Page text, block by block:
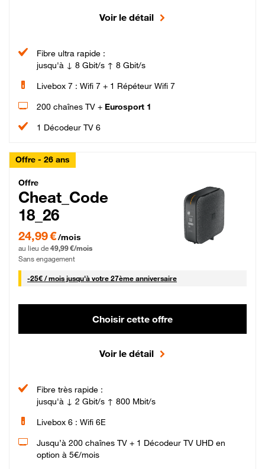
Voir le détail
Fibre ultra rapide :
jusqu'à ↓ 8 Gbit/s ↑ 8 Gbit/s
Livebox 7 : Wifi 7 + 1 Répéteur Wifi 7
200 chaînes TV + Eurosport 1
1 Décodeur TV 6
Offre - 26 ans
Cheat_Code Fibre_18_26
Offre
Cheat_Code
18_26
24,99 € par mois pendant 0 mois puis 49,99 € par mois, Sans engagement
24,99 €/mois
au lieu de 49,99 €/mois
Sans engagement
-25€ / mois25 € par mois
jusqu'à votre 27ème anniversaire
Choisir cette offre
Voir le détail
Fibre très rapide :
jusqu'à ↓ 2 Gbit/s ↑ 800 Mbit/s
Livebox 6 : Wifi 6E
Jusqu’à 200 chaînes TV + 1 Décodeur TV UHD en
option à 5€/mois